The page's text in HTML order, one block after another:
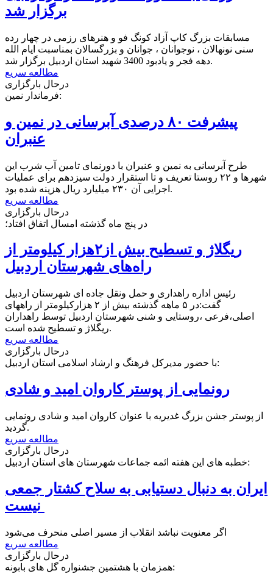
برگزار شد
مسابقات بزرگ کاپ آزاد کونگ فو و هنرهای رزمی در چهار رده
سنی نونهالان ، نوجوانان ، جوانان و بزرگسالان بمناسبت ایام الله
دهه فجر و یادبود 3400 شهید استان اردبیل برگزار شد.
مطالعه سریع
درحال بارگزاری
فرماندار نمین:
پیشرفت ۸۰ درصدی آبرسانی در نمین و
عنبران
طرح آبرسانی به نمین و عنبران با دورنمای تامین آب شرب این
شهرها و ۲۲ روستا تعریف و تا استقرار دولت سیزدهم برای عملیات
اجرایی آن ۲۳۰ میلیارد ریال هزینه شده بود.
مطالعه سریع
درحال بارگزاری
در پنج ماه گذشته امسال اتفاق افتاد؛
ریگلاژ و تسطیح بیش از۲هزار کیلومتر از
راه‌های شهرستان اردبیل
رئیس اداره راهداری و حمل ونقل جاده ای شهرستان اردبیل
گفت:در ۵ ماهه گذشته بیش از ۲ هزارکیلومتر از راههای
اصلی،فرعی ،روستایی و شنی شهرستان اردبیل توسط راهداران
ریگلاژ و تسطیح شده است.
مطالعه سریع
درحال بارگزاری
با حضور مدیرکل فرهنگ و ارشاد اسلامی استان اردبیل:
رونمایی از پوستر کاروان امید و شادی
از پوستر جشن بزرگ غدیریه با عنوان کاروان امید و شادی رونمایی
گردید.
مطالعه سریع
درحال بارگزاری
خطبه های این هفته ائمه جماعات شهرستان های استان اردبیل:
ایران به دنبال دستیابی به سلاح کشتار جمعی
اگر معنویت نباشد انقلاب از مسیر اصلی منحرف می‌شود
مطالعه سریع
درحال بارگزاری
همزمان با هشتمین جشنواره گل های بابونه: